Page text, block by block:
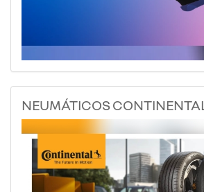
NEUMÁTICOS CONTINENTAL